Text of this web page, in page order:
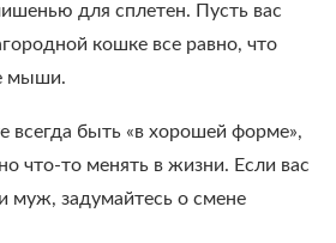
для сплетен. Пусть вас
кошке все равно, что
мыши.
всегда быть «в хорошей форме»,
что-то менять в жизни. Если вас
муж, задумайтесь о смене